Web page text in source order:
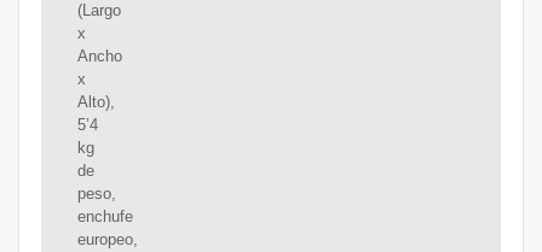
(Largo
x
Ancho
x
Alto),
5’4
kg
de
peso,
enchufe
europeo,